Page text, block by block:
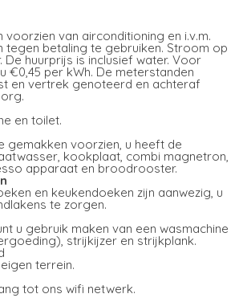
voorzien van airconditioning en i.v.m.
betaling te gebruiken. Stroom op
De huurprijs is inclusief water. Voor
€0,45 per kWh. De meterstanden
en vertrek genoteerd en achteraf
en toilet.
gemakken voorzien, u heeft de
kookplaat, combi magnetron,
apparaat en broodrooster.
en keukendoeken zijn aanwezig, u
te zorgen.
u gebruik maken van een wasmachine
strijkijzer en strijkplank.
terrein.
tot ons wifi netwerk.